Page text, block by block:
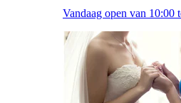
Vandaag open van 10:00